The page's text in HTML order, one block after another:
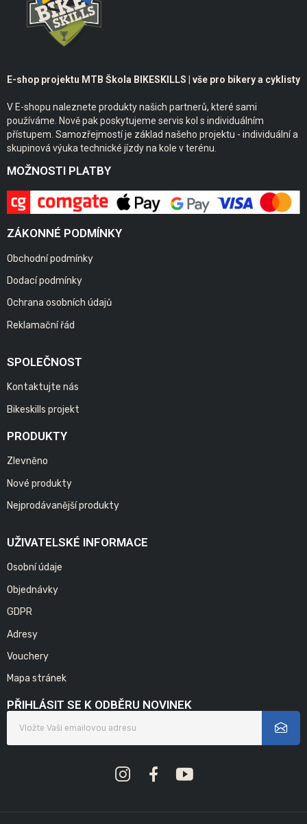
E-shop projektu MTB Škola BIKESKILLS | vše pro bikery a cyklisty
V E-shopu naleznete produkty našich partnerů, které sami
používáme. Nově pak poskytujeme servis kol s individuálním
přístupem. Samozřejmostí je základ našeho projektu - individuální a
skupinová výuka technické jízdy na kole v terénu.
MOŽNOSTI PLATBY
ZÁKONNÉ PODMÍNKY
Obchodní podmínky
Dodací podmínky
Ochrana osobních údajů
Reklamační řád
SPOLEČNOST
Kontaktujte nás
Bikeskills projekt
PRODUKTY
Zlevněno
Nové produkty
Nejprodávanější produkty
UŽIVATELSKÉ INFORMACE
Osobní údaje
Objednávky
GDPR
Adresy
Vouchery
Mapa stránek
PŘIHLÁSIT SE K ODBĚRU NOVINEK